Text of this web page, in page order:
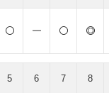
5 6 7 8